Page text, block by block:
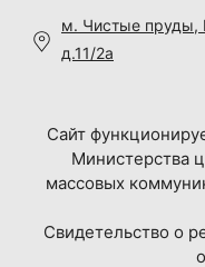
м. Чистые пруды,
д.11/2а
Сайт
Министерства
массовых
Свидетельство о